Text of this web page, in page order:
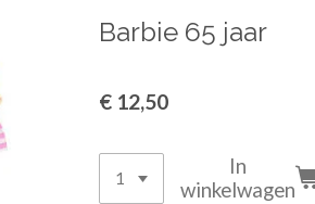
Barbie 65 jaar
€ 12,50
In
winkelwagen